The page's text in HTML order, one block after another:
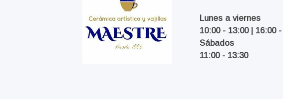
Lunes a viernes
10:00 - 13:00 | 16:00
Sábados
11:00 - 13:30